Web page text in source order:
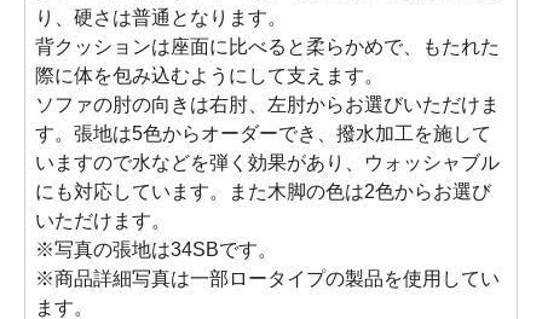
り、硬さは普通となります。
背クッションは座面に比べると柔らかめで、もたれた
際に体を包み込むようにして支えます。
ソファの肘の向きは右肘、左肘からお選びいただけま
す。張地は5色からオーダーでき、撥水加工を施して
いますので水などを弾く効果があり、ウォッシャブル
にも対応しています。また木脚の色は2色からお選び
いただけます。
※写真の張地は34SBです。
※商品詳細写真は一部ロータイプの製品を使用してい
ます。